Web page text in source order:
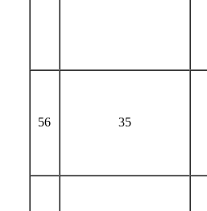
56 35